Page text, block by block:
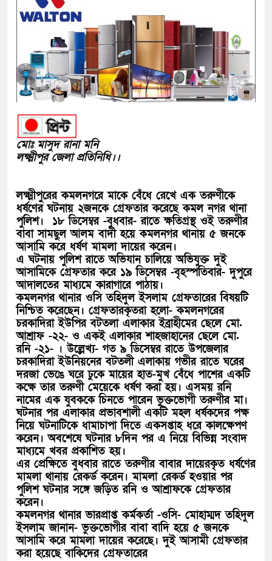
মোঃ মাসুদ রানা মনি
লক্ষ্মীপুর জেলা প্রতিনিধি।।
লক্ষ্মীপুরের কমলনগরে মাকে বেঁধে রেখে এক তরুণীকে
ধর্ষণের ঘটনায় ২জনকে গ্রেফতার করেছে কমল নগর থানা
পুলিশ। ১৮ ডিসেম্বর -বুধবার- রাতে ক্ষতিগ্রস্থ ওই তরুণীর
বাবা সামছুল আলম বাদী হয়ে কমলনগর থানায় ৫ জনকে
আসামি করে ধর্ষণ মামলা দায়ের করেন।
এ ঘটনায় পুলিশ রাতে অভিযান চালিয়ে অভিযুক্ত দুই
আসামিকে গ্রেফতার করে ১৯ ডিসেম্বর -বৃহস্পতিবার- দুপুরে
আদালতের মাধ্যমে কারাগারে পাঠায়।
কমলনগর থানার ওসি তহিদুল ইসলাম গ্রেফতারের বিষয়টি
নিশ্চিত করেছেন। গ্রেফতারকৃতরা হলো- কমলনগরের
চরকাদিরা ইউপির বটতলা এলাকার ইব্রাহীমের ছেলে মো.
আশ্রাফ -২২- ও একই এলাকার শাহজাহানের ছেলে মো.
রনি -২১- । উল্লেখ্য- গত ৯ ডিসেম্বর রাতে উপজেলার
চরকাদিরা ইউনিয়নের বটতলী এলাকায় গভীর রাতে ঘরের
দরজা ভেঙে ঘরে ঢুকে মায়ের হাত-মুখ বেঁধে পাশের একটি
কক্ষে তার তরুণী মেয়েকে ধর্ষণ করা হয়। এসময় রনি
নামের এক যুবককে চিনতে পারেন ভুক্তভোগী তরুণীর মা।
ঘটনার পর এলাকার প্রভাবশালী একটি মহল ধর্ষকদের পক্ষ
নিয়ে ঘটনাটিকে ধামাচাপা দিতে একসপ্তাহ ধরে কালক্ষেপণ
করেন। অবশেষে ঘটনার ৮দিন পর এ নিয়ে বিভিন্ন সংবাদ
মাধ্যমে খবর প্রকাশিত হয়।
এর প্রেক্ষিতে বুধবার রাতে তরুণীর বাবার দায়েরকৃত ধর্ষণের
মামলা থানায় রেকর্ড করেন। মামলা রেকর্ড হওয়ার পর
পুলিশ ঘটনার সঙ্গে জড়িত রনি ও আশ্রাফকে গ্রেফতার
করেন।
কমলনগর থানার ভারপ্রাপ্ত কর্মকর্তা -ওসি- মোহাম্মদ তহিদুল
ইসলাম জানান- ভুক্তভোগীর বাবা বাদি হয়ে ৫ জনকে
আসামি করে মামলা দায়ের করেছে। দুই আসামী গ্রেফতার
করা হয়েছে বাকিদের গ্রেফতারের